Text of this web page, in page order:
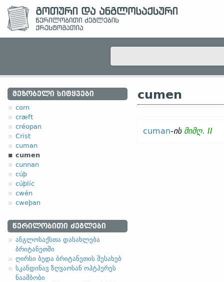
ᲛᲔᲖᲝᲑᲔᲚᲘ ᲡᲘᲢᲧᲕᲔᲑᲘ
corn
cræft
créopan
Crist
cuman
cumen
cunnan
cúþ
cúþlíc
cwén
cweþan
ᲬᲔᲠᲘᲚᲝᲑᲘᲗᲘ ᲫᲔᲒᲚᲔᲑᲘ
ანგლოსაქსთა დასახლება
ბრიტანეთში
ღირსი ბედა ბრიტანეთის შესახებ
სკანდინავ ზღვაოსან ოჰტჰერეს
ნაამბობი
cumen
cuman-ის მიმღ. II